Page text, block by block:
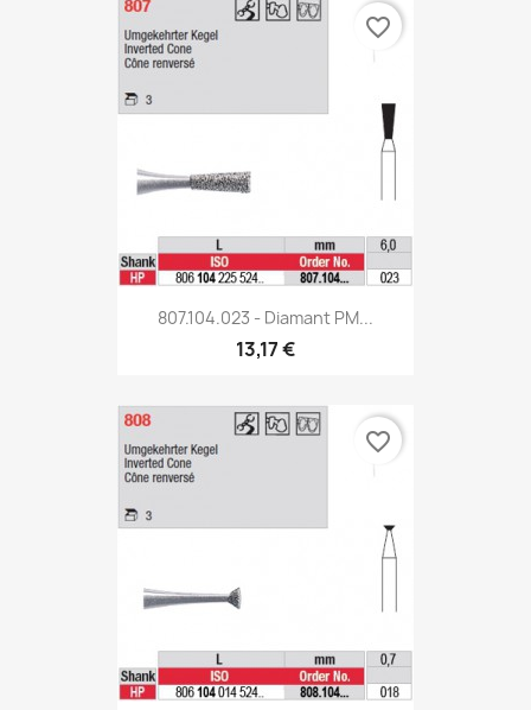
807.104.023 - Diamant PM...
13,17 €
favorite_border
favorite_border